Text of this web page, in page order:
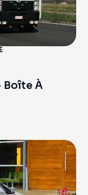
Boîte À